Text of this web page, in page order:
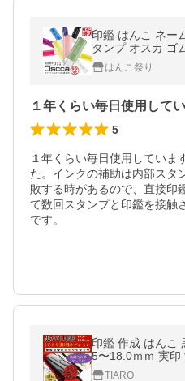
印鑑 はんこ ネー
タンプ オスカ ゴ
コ 限定カラー ポ
はんこ祭り
5
１年くらい毎日使用していま
た。インクの補助は内部スタ
敗する時があるので、直接印
て数回スタンプと印鑑を接触
です。
印鑑 作成 はんこ
5〜18.0ｍｍ 実印
章 男性 子供 印鑑
TIARO